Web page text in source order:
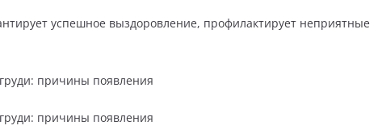
успешное выздоровление, профилактирует неприятные